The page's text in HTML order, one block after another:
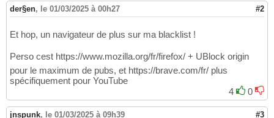
der§en, le 01/03/2025 à 00h27 #2
Et hop, un navigateur de plus sur ma blacklist !
Perso cest https://www.mozilla.org/fr/firefox/ + UBlock origin
pour le maximum de pubs, et https://brave.com/fr/ plus
spécifiquement pour YouTube
4
0
jnspunk, le 01/03/2025 à 09h39 #3